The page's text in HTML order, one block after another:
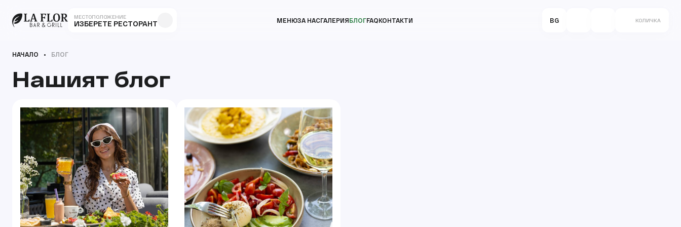
МЕСТОПОЛОЖЕНИЕ
ИЗБЕРЕТЕ РЕСТОРАНТ МЕНЮЗА НАСГАЛЕРИЯБЛОГFAQКОНТАКТИ BG КОЛИЧКА
НАЧАЛО БЛОГ
Нашият блог